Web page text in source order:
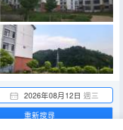
2026年08月12日 週三
重新搜尋